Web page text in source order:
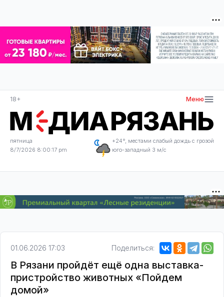
18+ Меню
пятница
8/7/2026 8:00:17 pm
+24°, местами слабый дождь с грозой
юго-западный 3 м/с
01.06.2026 17:03 Поделиться:
В Рязани пройдёт ещё одна выставка-
пристройство животных «Пойдем
домой»